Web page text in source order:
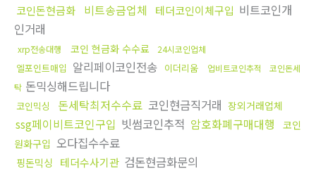
코인돈현금화 비트송금업체 테더코인이체구입 비트코인개
인거래
xrp전송대행 코인 현금화 수수료 24시코인업체
엘포인트매입 알리페이코인전송 이더리움 업비트코인추적
코인돈세
탁 돈믹싱해드립니다
코인믹싱 돈세탁최저수수료 코인현금직거래 장외거래업체
ssg페이비트코인구입 빗썸코인추적 암호화폐구매대행
코인
원화구입 오다집수수료
핑돈믹싱 테더수사기관 검돈현금화문의